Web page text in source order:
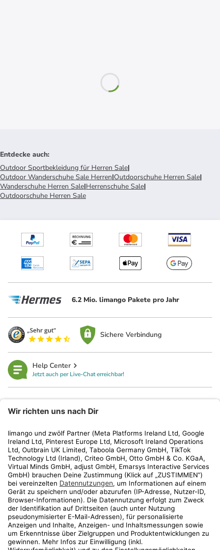
Entdecke auch:
Outdoor Sportbekleidung für Herren Sale|
Outdoor Wanderschuhe Sale Herren|Outdoorschuhe Herren Sale|
Wanderschuhe Herren Sale|Herrenschuhe Sale|
Outdoorschuhe Herren Sale
6.2 Mio. limango Pakete pro Jahr
Sichere Verbindung
Help Center
Jetzt auch per Live-Chat erreichbar!
Kundenservice
Shop
Aktionen
Travel